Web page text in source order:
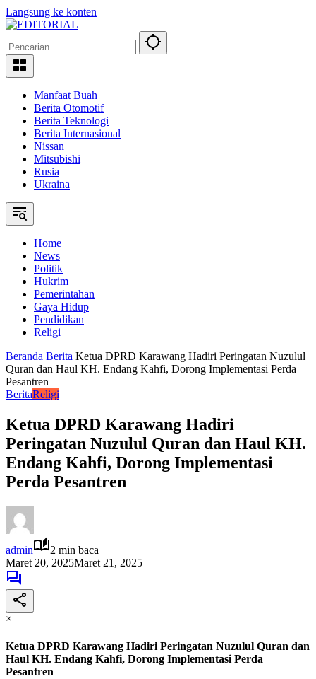
Langsung ke konten
Manfaat Buah
Berita Otomotif
Berita Teknologi
Berita Internasional
Nissan
Mitsubishi
Rusia
Ukraina
Home
News
Politik
Hukrim
Pemerintahan
Gaya Hidup
Pendidikan
Religi
Beranda Berita Ketua DPRD Karawang Hadiri Peringatan Nuzulul
Quran dan Haul KH. Endang Kahfi, Dorong Implementasi Perda
Pesantren
BeritaReligi
Ketua DPRD Karawang Hadiri
Peringatan Nuzulul Quran dan Haul KH.
Endang Kahfi, Dorong Implementasi
Perda Pesantren
admin
2 min baca
Maret 20, 2025Maret 21, 2025
×
Ketua DPRD Karawang Hadiri Peringatan Nuzulul Quran dan
Haul KH. Endang Kahfi, Dorong Implementasi Perda
Pesantren